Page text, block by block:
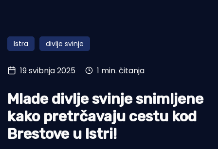
Obala
Otoci
Turizam i nautika
Pomorstvo
Ribolov
Ekologija
Istra divlje svinje
19 svibnja 2025 1 min. čitanja
Mlade divlje svinje snimljene
kako pretrčavaju cestu kod
Brestove u Istri!